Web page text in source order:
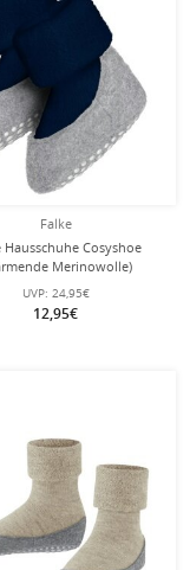
Falke
Hausschuhe Cosyshoe
Merinowolle)
Babys/Kleinkinder
UVP: 24,95€
12,95€